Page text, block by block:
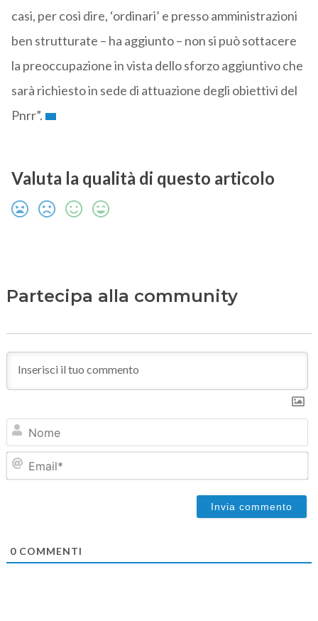
casi, per così dire, ‘ordinari’ e presso amministrazioni
ben strutturate – ha aggiunto – non si può sottacere
la preoccupazione in vista dello sforzo aggiuntivo che
sarà richiesto in sede di attuazione degli obiettivi del
Pnrr”.
Valuta la qualità di questo articolo
Partecipa alla community
0COMMENTI